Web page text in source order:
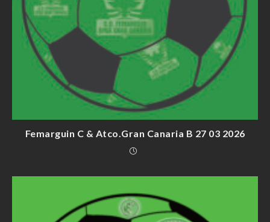
Femarguin C & Atco.Gran Canaria B 27 03 2026